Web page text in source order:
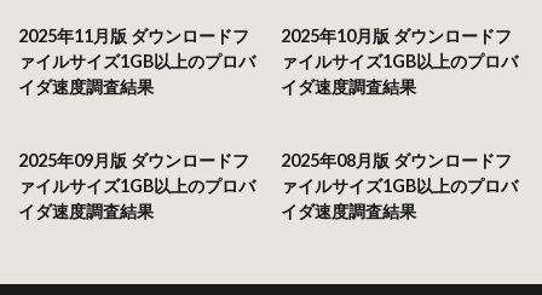
2025年11月版 ダウンロードフ
ァイルサイズ1GB以上のプロバ
イダ速度調査結果
2025年10月版 ダウンロードフ
ァイルサイズ1GB以上のプロバ
イダ速度調査結果
2025年09月版 ダウンロードフ
ァイルサイズ1GB以上のプロバ
イダ速度調査結果
2025年08月版 ダウンロードフ
ァイルサイズ1GB以上のプロバ
イダ速度調査結果